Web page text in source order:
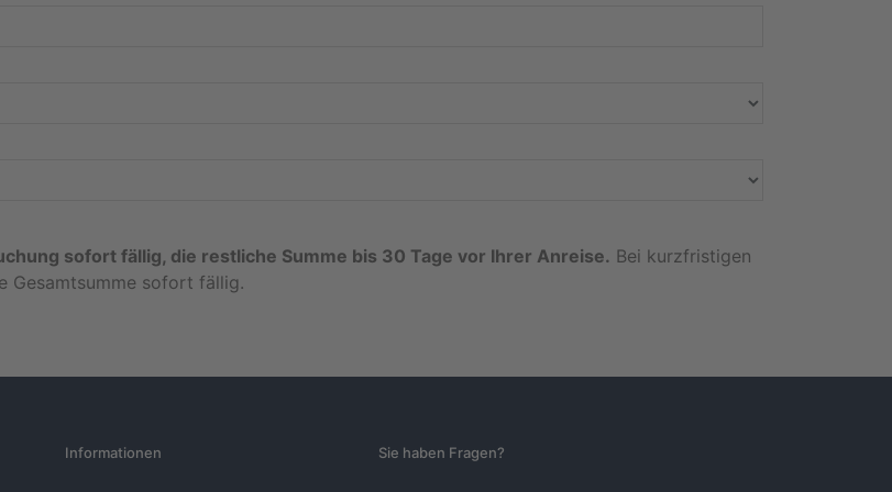
sofort fällig, die restliche Summe bis 30 Tage vor Ihrer Anreise. Bei kurzfristigen
Gesamtsumme sofort fällig.
Informationen Sie haben Fragen?